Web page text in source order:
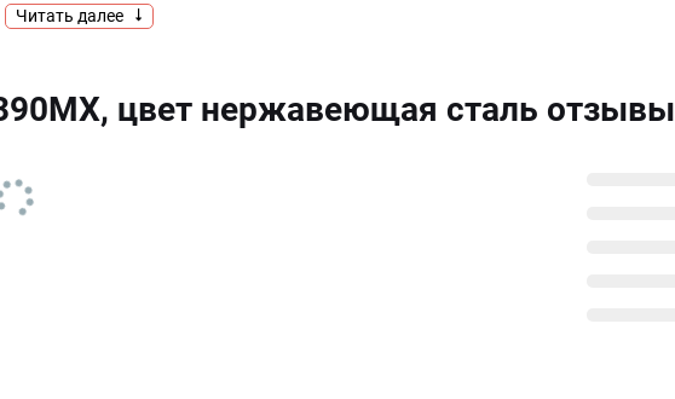
Расположение
Читать далее
цвет нержавеющая сталь отзывы